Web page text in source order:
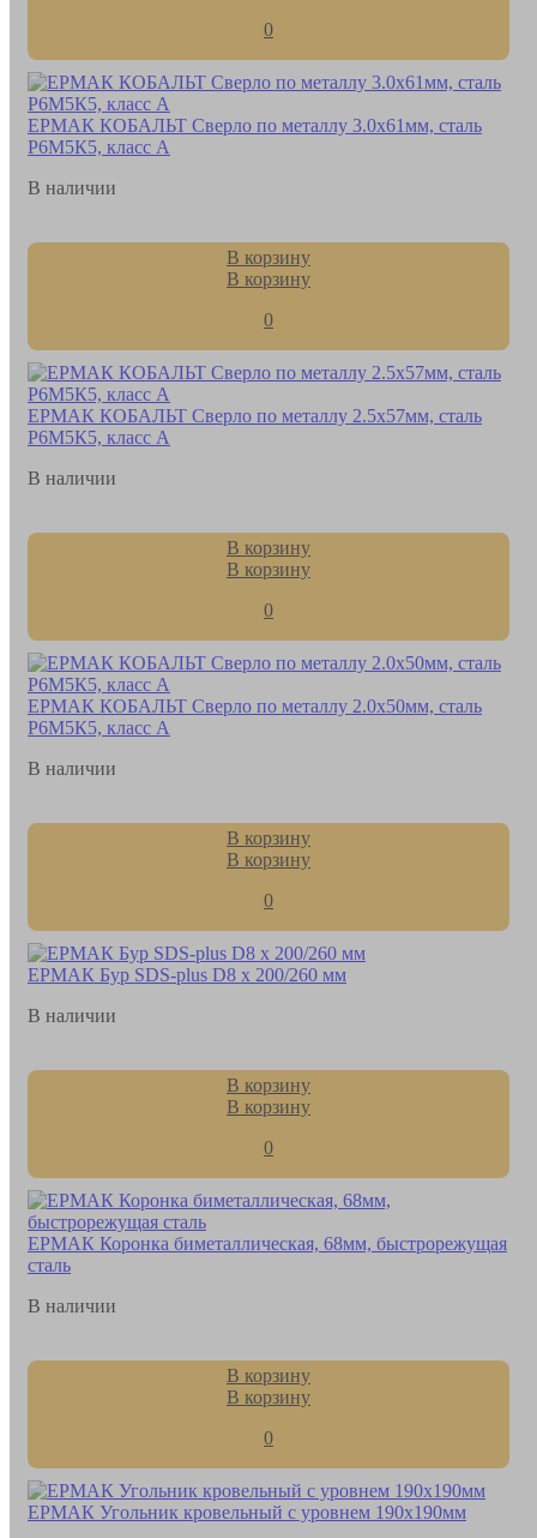
0
ЕРМАК КОБАЛЬТ Сверло по металлу 3.0х61мм, сталь
Р6М5К5, класс А
В наличии
В корзину
В корзину
0
ЕРМАК КОБАЛЬТ Сверло по металлу 2.5х57мм, сталь
Р6М5К5, класс А
В наличии
В корзину
В корзину
0
ЕРМАК КОБАЛЬТ Сверло по металлу 2.0х50мм, сталь
Р6М5К5, класс А
В наличии
В корзину
В корзину
0
ЕРМАК Бур SDS-plus D8 x 200/260 мм
В наличии
В корзину
В корзину
0
ЕРМАК Коронка биметаллическая, 68мм, быстрорежущая
сталь
В наличии
В корзину
В корзину
0
ЕРМАК Угольник кровельный с уровнем 190x190мм